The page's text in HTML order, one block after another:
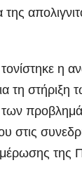
της
η
τη στήριξη
στις
της